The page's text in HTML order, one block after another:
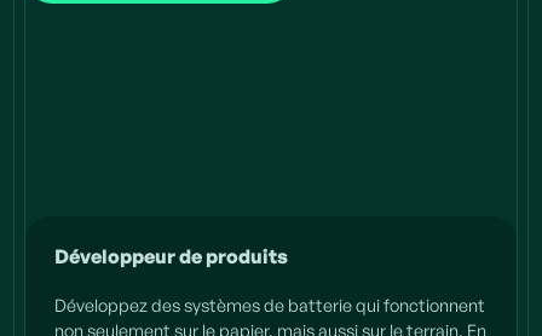
Développeur de produits
Développez des systèmes de batterie qui fonctionnent
non seulement sur le papier, mais aussi sur le terrain. En